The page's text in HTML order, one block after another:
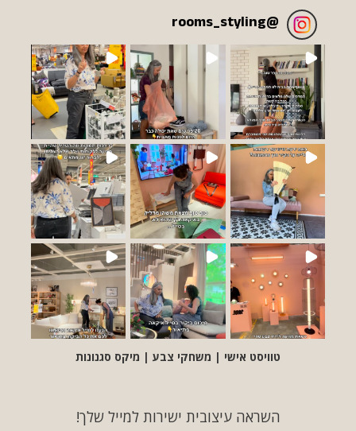
השראה עיצובית ישירות למייל שלך!
@
rooms_styling
טוויסט אישי | משחקי צבע | מיקס סגנונות